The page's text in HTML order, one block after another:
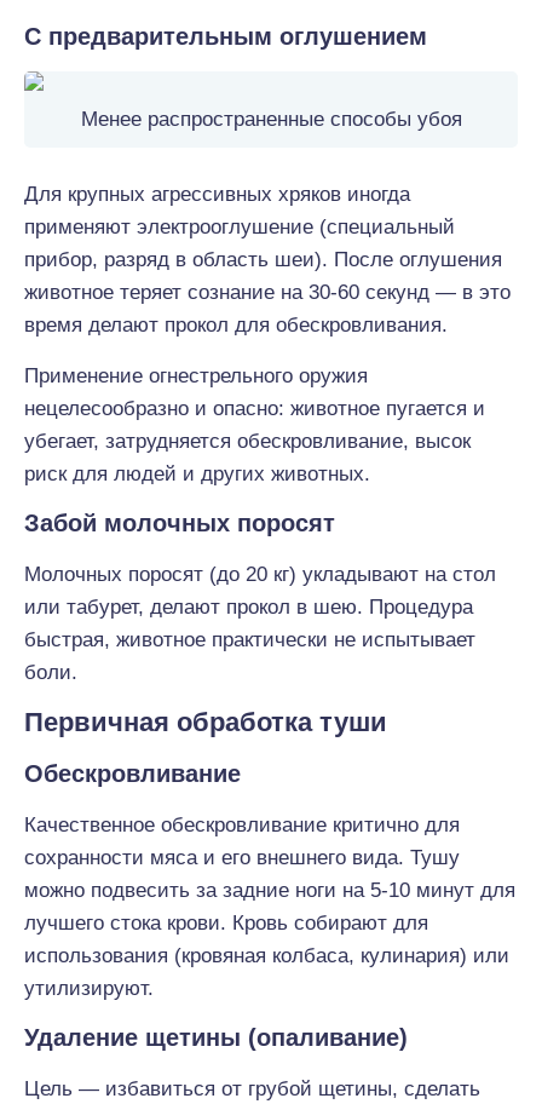
С предварительным оглушением
Менее распространенные способы убоя
Для крупных агрессивных хряков иногда
применяют электрооглушение (специальный
прибор, разряд в область шеи). После оглушения
животное теряет сознание на 30-60 секунд — в это
время делают прокол для обескровливания.
Применение огнестрельного оружия
нецелесообразно и опасно: животное пугается и
убегает, затрудняется обескровливание, высок
риск для людей и других животных.
Забой молочных поросят
Молочных поросят (до 20 кг) укладывают на стол
или табурет, делают прокол в шею. Процедура
быстрая, животное практически не испытывает
боли.
Первичная обработка туши
Обескровливание
Качественное обескровливание критично для
сохранности мяса и его внешнего вида. Тушу
можно подвесить за задние ноги на 5-10 минут для
лучшего стока крови. Кровь собирают для
использования (кровяная колбаса, кулинария) или
утилизируют.
Удаление щетины (опаливание)
Цель — избавиться от грубой щетины, сделать